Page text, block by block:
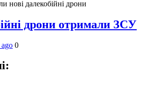
дрони отримали ЗСУ
0